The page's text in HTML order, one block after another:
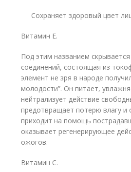
Сохраняет здоровый цвет
Витамин Е.
Под этим названием скрывается
соединений, состоящая из
элемент не зря в народе
молодости”. Он питает,
нейтрализует действие
предотвращает потерю влагу и
приходит на помощь
оказывает регенерирующее
ожогов.
Витамин С.